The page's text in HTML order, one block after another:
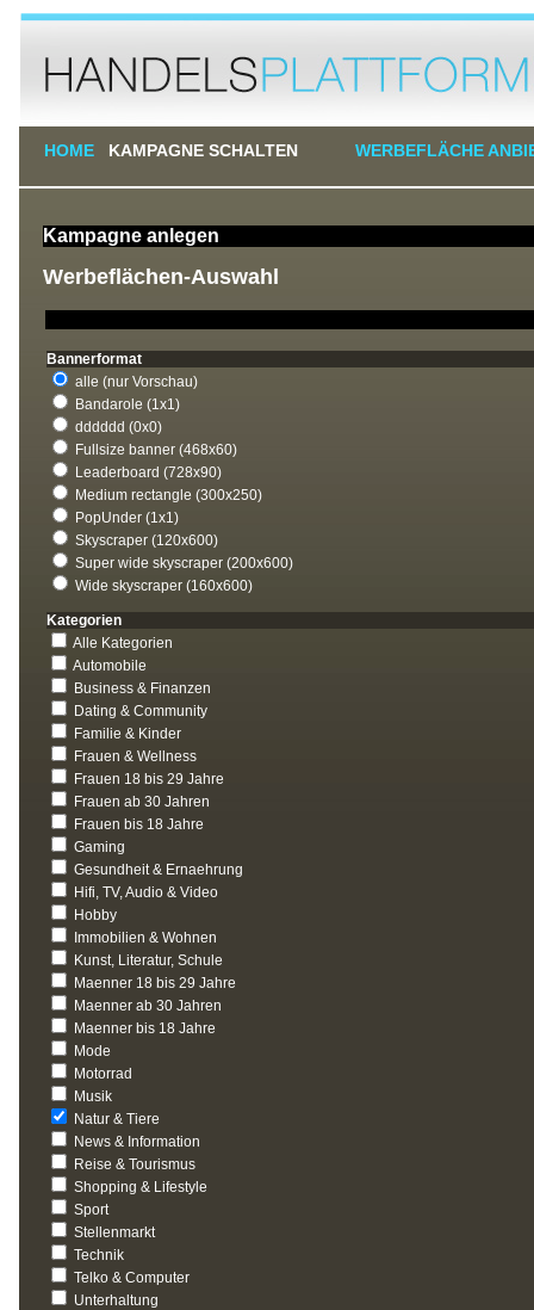
HOME KAMPAGNE SCHALTEN WERBEFLÄCHE
Kampagne anlegen
Werbeflächen-Auswahl
Bannerformat
alle (nur Vorschau)
Bandarole (1x1)
dddddd (0x0)
Fullsize banner (468x60)
Leaderboard (728x90)
Medium rectangle (300x250)
PopUnder (1x1)
Skyscraper (120x600)
Super wide skyscraper (200x600)
Wide skyscraper (160x600)
Kategorien
Alle Kategorien
Automobile
Business & Finanzen
Dating & Community
Familie & Kinder
Frauen & Wellness
Frauen 18 bis 29 Jahre
Frauen ab 30 Jahren
Frauen bis 18 Jahre
Gaming
Gesundheit & Ernaehrung
Hifi, TV, Audio & Video
Hobby
Immobilien & Wohnen
Kunst, Literatur, Schule
Maenner 18 bis 29 Jahre
Maenner ab 30 Jahren
Maenner bis 18 Jahre
Mode
Motorrad
Musik
Natur & Tiere
News & Information
Reise & Tourismus
Shopping & Lifestyle
Sport
Stellenmarkt
Technik
Telko & Computer
Unterhaltung